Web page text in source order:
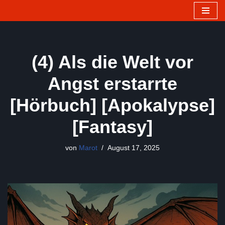
(4) Als die Welt vor
Angst erstarrte
[Hörbuch] [Apokalypse]
[Fantasy]
von Marot August 17, 2025